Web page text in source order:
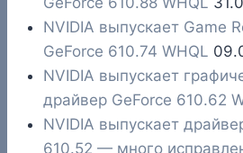
NVIDIA выпускает Game
GeForce 610.74 WHQL
NVIDIA выпускает
драйвер GeForce 610.62
NVIDIA выпускает
610.52 — много